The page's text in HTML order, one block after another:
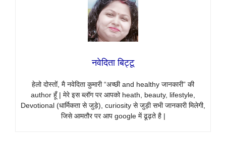
नवेदिता बिट्टू
हेलो दोस्तों, मै नवेदिता कुमारी “अच्छी and healthy जानकारी” की
author हूँ | मेरे इस ब्लॉग पर आपको heath, beauty, lifestyle,
Devotional (धार्मिकता से जुड़े), curiosity से जुड़ी सभी जानकारी मिलेगी,
जिसे आमतौर पर आप google में ढूढ़ते है |